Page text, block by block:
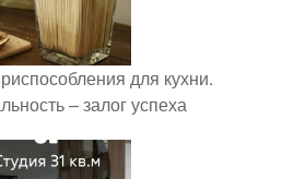
для кухни.
– залог успеха